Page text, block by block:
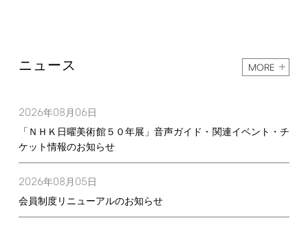
ニュース MORE
2026年08月 06日
「ＮＨＫ日曜美術館５０年展」音声ガイド・関連イベント・チ
ケット情報のお知らせ
2026年08月 05日
会員制度リニューアルのお知らせ